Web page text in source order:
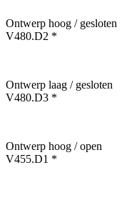
Ontwerp hoog / gesloten
V480.D2 *
Ontwerp laag / gesloten
V480.D3 *
Ontwerp hoog / open
V455.D1 *